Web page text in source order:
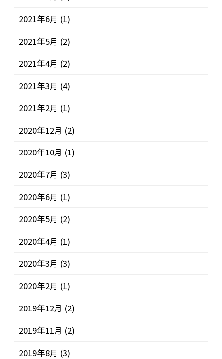
2021年6月 (1)
2021年5月 (2)
2021年4月 (2)
2021年3月 (4)
2021年2月 (1)
2020年12月 (2)
2020年10月 (1)
2020年7月 (3)
2020年6月 (1)
2020年5月 (2)
2020年4月 (1)
2020年3月 (3)
2020年2月 (1)
2019年12月 (2)
2019年11月 (2)
2019年8月 (3)